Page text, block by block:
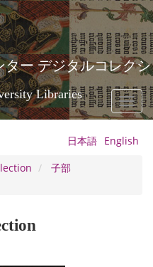
ー デジタルコレクシ
Libraries
Toggle
日本語 English
子部